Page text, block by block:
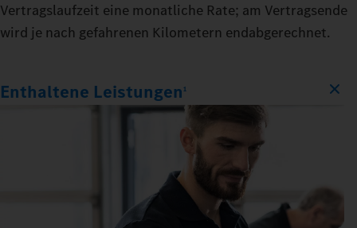
Vertragslaufzeit eine monatliche Rate; am Vertragsende
wird je nach gefahrenen Kilometern endabgerechnet.
Enthaltene Leistungen1